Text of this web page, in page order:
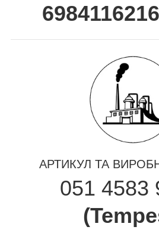
АРТИКУЛ ТА
051 4583